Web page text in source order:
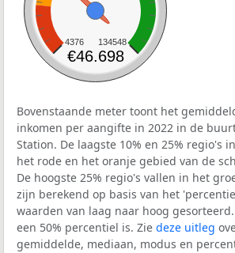
4376 134548
€46.698
Bovenstaande meter toont het
inkomen per aangifte in 2022 in de
Station. De laagste 10% en 25% regio's
het rode en het oranje gebied van de
De hoogste 25% regio's vallen in het
zijn berekend op basis van het
waarden van laag naar hoog
een 50% percentiel is. Zie deze uitleg
gemiddelde, mediaan, modus en